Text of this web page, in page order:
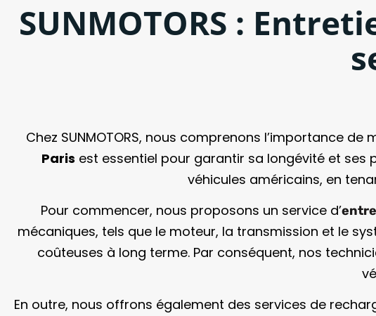
SUNMOTORS :
Chez SUNMOTORS, nous comprenons l’importance
Paris est essentiel pour garantir sa longévité et ses
véhicules américains, en
Pour commencer, nous proposons un service d’
mécaniques, tels que le moteur, la transmission et le
coûteuses à long terme. Par conséquent, nos
En outre, nous offrons également des services de